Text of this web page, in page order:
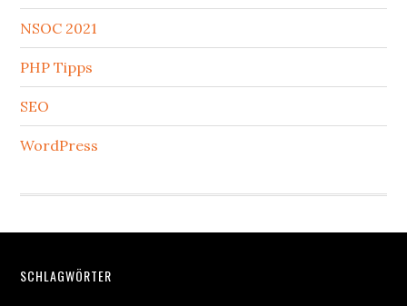
NSOC 2021
PHP Tipps
SEO
WordPress
Footer
SCHLAGWÖRTER